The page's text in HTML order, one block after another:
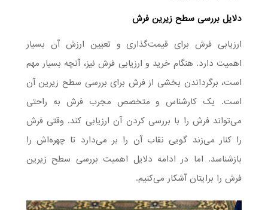
دلایل بررسی سطح زیرین فرش
ارزیابی فرش برای قیمت‌گذاری و تعیین ارزش آن بسیار
اهمیت دارد. هنگام خرید و ارزیابی فرش نیز، آنچه بسیار مهم
است، برگرداندن بخشی از فرش برای بررسی سطح زیرین آن
است. یک کارشناس و متخصص مجرب فرش به راحتی
می‌تواند فرش را با بررسی کردن آن ارزیابی کند. وقتی فرش
را کنار می‌زند گویی نقاب آن را بر می‌دارد تا چهره‌اش را
بازشناسد. اما در ادامه دلایل اهمیت بررسی سطح زیرین
فرش را برایتان آشکار می‌کنیم.